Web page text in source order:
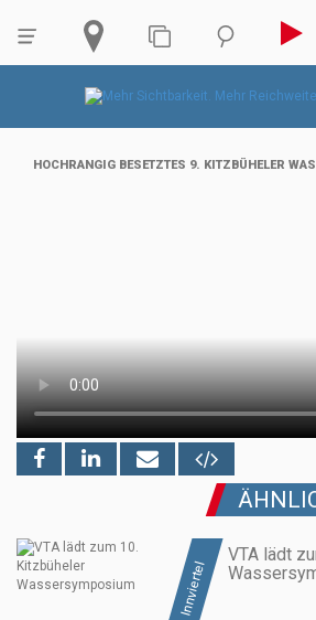
HOCHRANGIG BESETZTES 9. KITZBÜHELER
Innviertel
VTA lädt